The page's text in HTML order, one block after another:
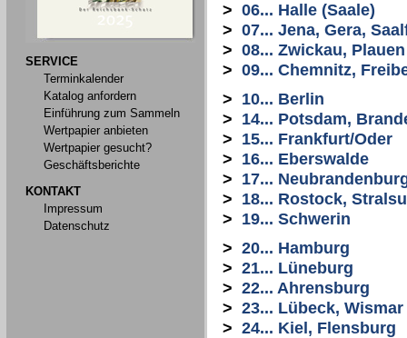
SERVICE
Terminkalender
Katalog anfordern
Einführung zum Sammeln
Wertpapier anbieten
Wertpapier gesucht?
Geschäftsberichte
KONTAKT
Impressum
Datenschutz
> 06... Halle (Saale)
> 07... Jena, Gera,
> 08... Zwickau, Plauen
> 09... Chemnitz,
> 10... Berlin
> 14... Potsdam,
> 15... Frankfurt/Oder
> 16... Eberswalde
> 17...
> 18... Rostock,
> 19... Schwerin
> 20... Hamburg
> 21... Lüneburg
> 22... Ahrensburg
> 23... Lübeck, Wismar
> 24... Kiel, Flensburg